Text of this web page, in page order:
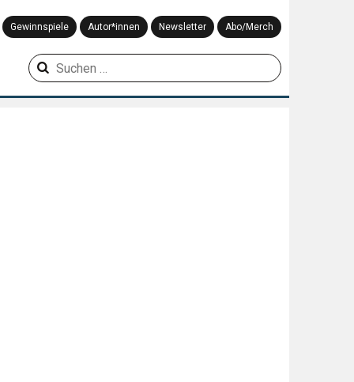
Gewinnspiele Autor*innen Newsletter Abo/Merch
Suchen
nach: